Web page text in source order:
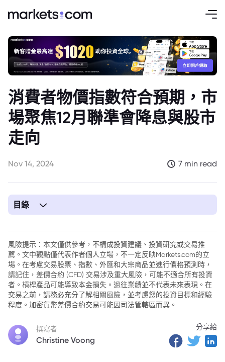
消費者物價指數符合預期，市
場聚焦12月聯準會降息與股市
走向
Nov 14, 2024 7 min read
目錄
3. 股市表現分化：道瓊與標普微幅上漲，納指下跌
4. 債市反應：短期收益率下滑，長期收益率回升
5. 政治影響：共和黨勝選助推政策實施
6. 個股動態：Spirit Airlines股價暴跌，Rivian股價飆升
7. 市場交易量激增，情緒波動加劇
風險提示：本文僅供參考，不構成投資建議、投資研究或交易推
薦。文中觀點僅代表作者個人立場，不一定反映Markets.com的立
場。在考慮交易股票、指數、外匯和大宗商品並進行價格預測時，
請記住，差價合約 (CFD) 交易涉及重大風險，可能不適合所有投資
者。槓桿產品可能導致本金損失。過往業績並不代表未來表現。在
交易之前，請務必充分了解相關風險，並考慮您的投資目標和經驗
程度。加密貨幣差價合約交易可能因司法管轄區而異。
撰寫者
Christine Voong
分享給